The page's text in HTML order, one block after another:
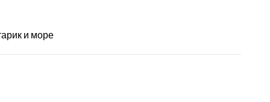
дедлайнов
и море